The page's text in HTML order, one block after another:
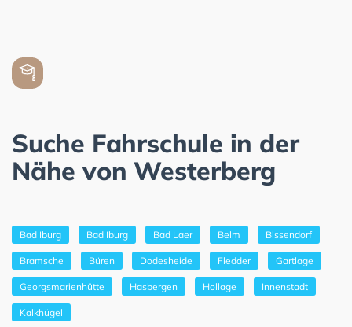
Suche Fahrschule in der
Nähe von Westerberg
Bad Iburg Bad Iburg Bad Laer Belm Bissendorf
Bramsche Büren Dodesheide Fledder Gartlage
Georgsmarienhütte Hasbergen Hollage Innenstadt
Kalkhügel